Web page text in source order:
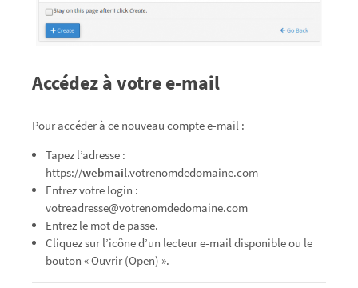
Accédez à votre e-mail
Pour accéder à ce nouveau compte e-mail :
Tapez l’adresse :
https://webmail.votrenomdedomaine.com
Entrez votre login :
votreadresse@votrenomdedomaine.com
Entrez le mot de passe.
Cliquez sur l’icône d’un lecteur e-mail disponible ou le
bouton « Ouvrir (Open) ».